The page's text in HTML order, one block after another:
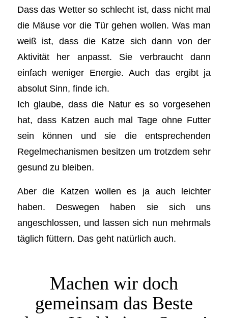
Dass das Wetter so schlecht ist, dass nicht mal
die Mäuse vor die Tür gehen wollen. Was man
weiß ist, dass die Katze sich dann von der
Aktivität her anpasst. Sie verbraucht dann
einfach weniger Energie. Auch das ergibt ja
absolut Sinn, finde ich.
Ich glaube, dass die Natur es so vorgesehen
hat, dass Katzen auch mal Tage ohne Futter
sein können und sie die entsprechenden
Regelmechanismen besitzen um trotzdem sehr
gesund zu bleiben.
Aber die Katzen wollen es ja auch leichter
haben. Deswegen haben sie sich uns
angeschlossen, und lassen sich nun mehrmals
täglich füttern. Das geht natürlich auch.
Machen wir doch
gemeinsam das Beste